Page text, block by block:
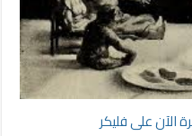
الآن على فليكر